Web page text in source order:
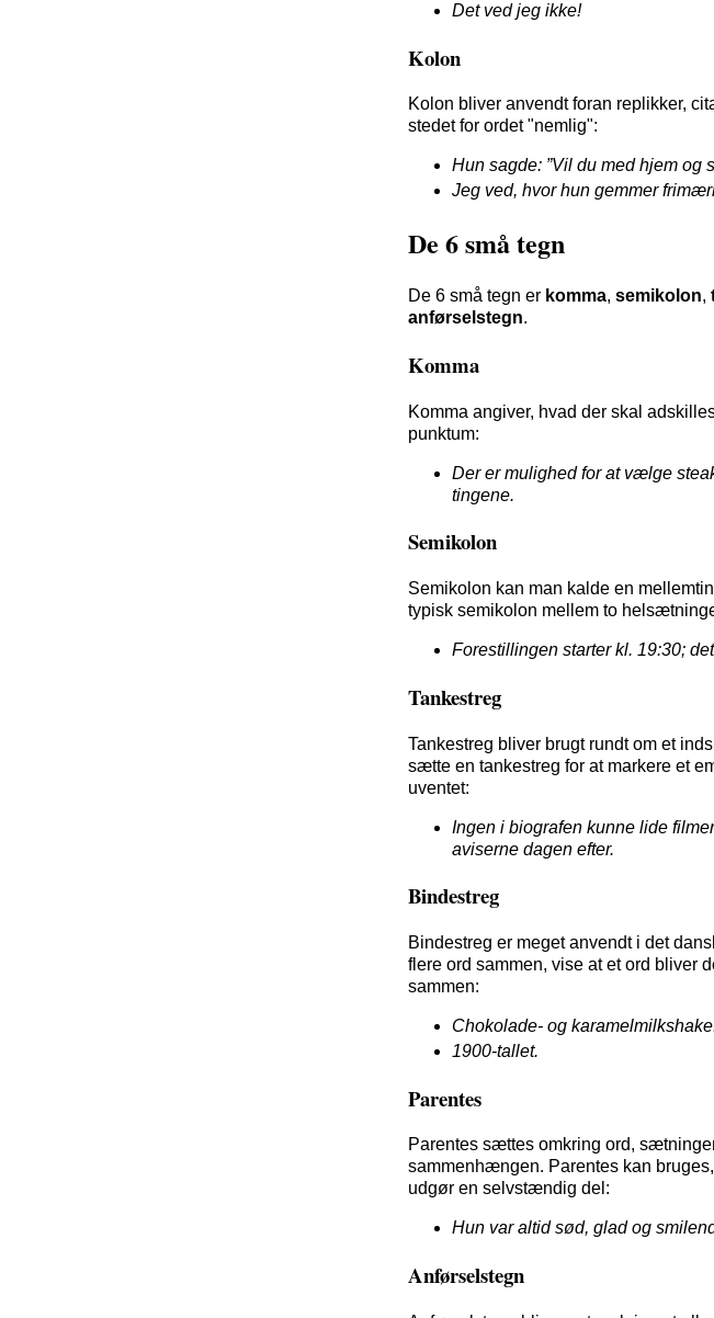
Det ved jeg ikke!
Kolon
Kolon bliver anvendt foran replikker,
stedet for ordet "nemlig":
Hun sagde: ”Vil du med hjem og
Jeg ved, hvor hun gemmer
De 6 små tegn
De 6 små tegn er komma, semikolon,
anførselstegn.
Komma
Komma angiver, hvad der skal
punktum:
Der er mulighed for at vælge
tingene.
Semikolon
Semikolon kan man kalde en
typisk semikolon mellem to
Forestillingen starter kl. 19:30;
Tankestreg
Tankestreg bliver brugt rundt om et
sætte en tankestreg for at markere et
uventet:
Ingen i biografen kunne lide
aviserne dagen efter.
Bindestreg
Bindestreg er meget anvendt i det
flere ord sammen, vise at et ord bliver
sammen:
Chokolade- og
1900-tallet.
Parentes
Parentes sættes omkring ord,
sammenhængen. Parentes kan
udgør en selvstændig del:
Hun var altid sød, glad og
Anførselstegn